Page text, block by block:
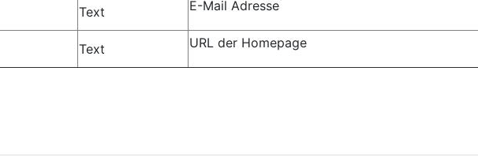
Text E-Mail Adresse
Text URL der Homepage